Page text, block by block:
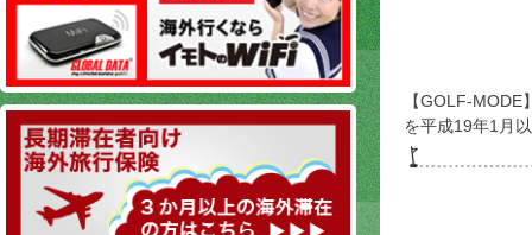
【GOLF-
を平成19年1月